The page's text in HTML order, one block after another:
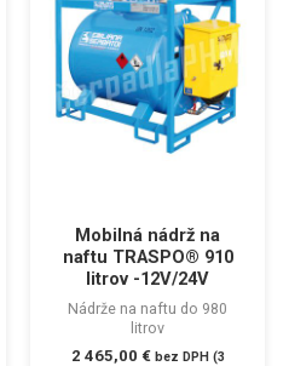
Mobilná nádrž na
naftu TRASPO® 910
litrov -12V/24V
Nádrže na naftu do 980
litrov
2 465,00 € bez DPH (3